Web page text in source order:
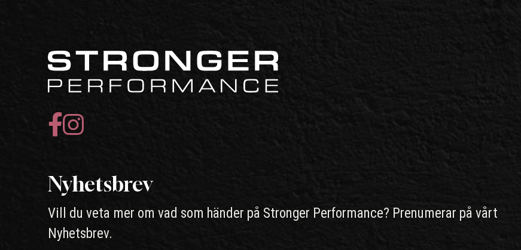
Nyhetsbrev
Vill du veta mer om vad som händer på Stronger Performance? Prenumerar på vårt
Nyhetsbrev.